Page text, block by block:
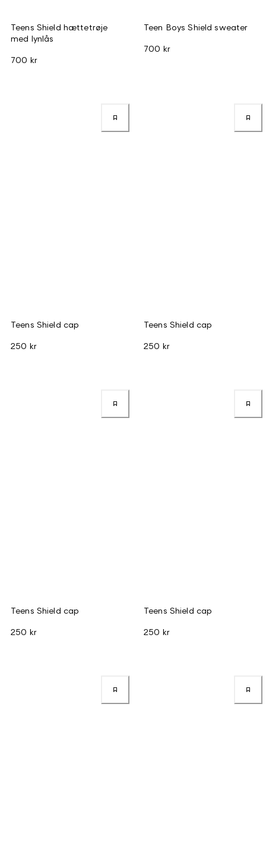
Teens Shield hættetrøje
med lynlås
700 kr
Teen Boys Shield sweater
700 kr
Teens Shield cap
250 kr
Teens Shield cap
250 kr
Teens Shield cap
250 kr
Teens Shield cap
250 kr